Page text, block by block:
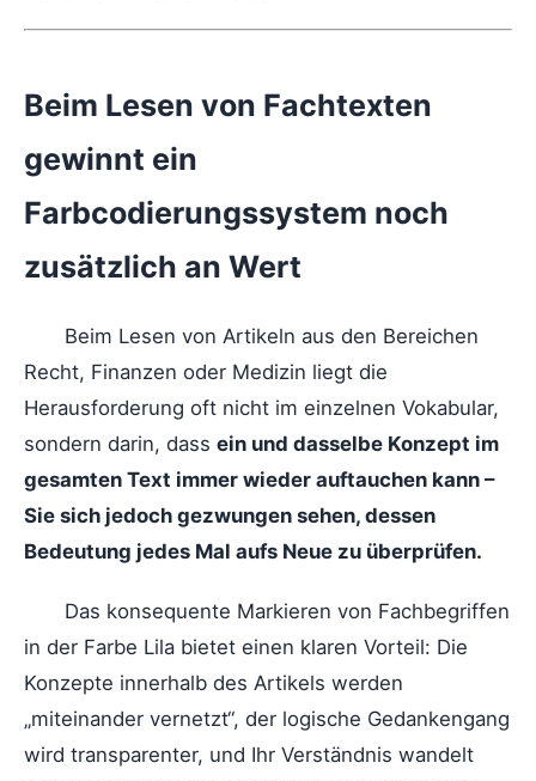
Beim Lesen von Fachtexten
gewinnt ein
Farbcodierungssystem noch
zusätzlich an Wert
Beim Lesen von Artikeln aus den Bereichen
Recht, Finanzen oder Medizin liegt die
Herausforderung oft nicht im einzelnen Vokabular,
sondern darin, dass ein und dasselbe Konzept im
gesamten Text immer wieder auftauchen kann –
Sie sich jedoch gezwungen sehen, dessen
Bedeutung jedes Mal aufs Neue zu überprüfen.
Das konsequente Markieren von Fachbegriffen
in der Farbe Lila bietet einen klaren Vorteil: Die
Konzepte innerhalb des Artikels werden
„miteinander vernetzt“, der logische Gedankengang
wird transparenter, und Ihr Verständnis wandelt